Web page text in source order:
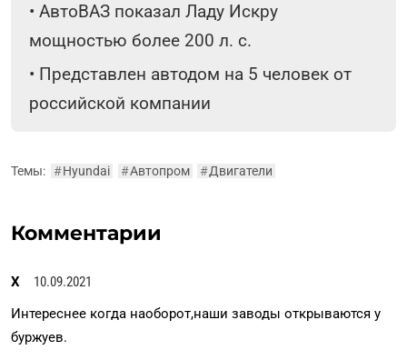
• АвтоВАЗ показал Ладу Искру
мощностью более 200 л. с.
• Представлен автодом на 5 человек от
российской компании
Темы: #Hyundai #Автопром #Двигатели
Комментарии
Х
10.09.2021
Интереснее когда наоборот,наши заводы открываются у
буржуев.